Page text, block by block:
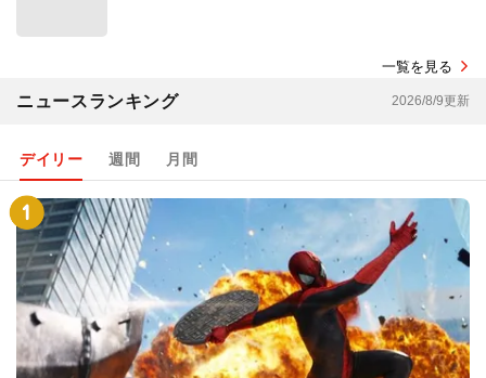
一覧を見る
ニュースランキング 2026/8/9更新
デイリー 週間 月間